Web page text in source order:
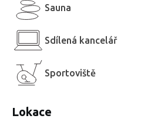
Sauna
Sdílená kancelář
Sportoviště
Lokace